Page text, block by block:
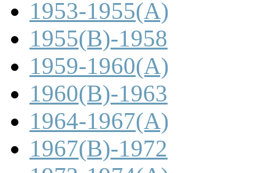
1953-1955(A)
1955(B)-1958
1959-1960(A)
1960(B)-1963
1964-1967(A)
1967(B)-1972